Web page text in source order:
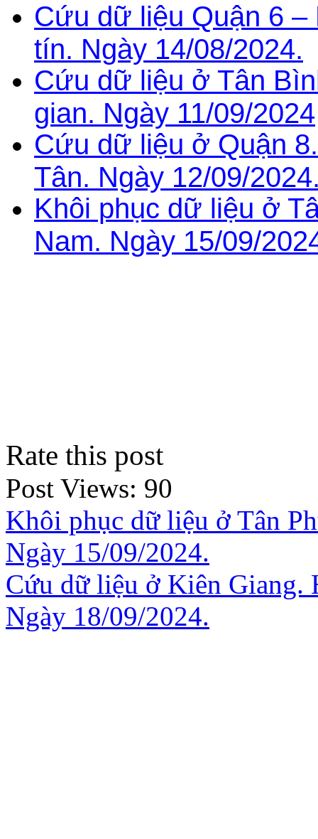
Cứu dữ liệu Quận 6 –
tín. Ngày 14/08/2024.
Cứu dữ liệu ở Tân
gian. Ngày 11/09/2024
Cứu dữ liệu ở Quận
Tân. Ngày 12/09/
Khôi phục dữ liệu ở
Nam. Ngày 15/09/
Rate this post
Post Views: 90
Khôi phục dữ liệu ở Tân
Ngày 15/09/2024.
Cứu dữ liệu ở Kiên Giang.
Ngày 18/09/2024.